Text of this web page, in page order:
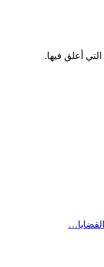
أعلق فيها.